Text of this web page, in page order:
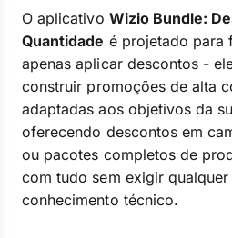
O aplicativo Wizio Bundle:
Quantidade é projetado para
apenas aplicar descontos -
construir promoções de alta
adaptadas aos objetivos da
oferecendo descontos em
ou pacotes completos de
com tudo sem exigir
conhecimento técnico.